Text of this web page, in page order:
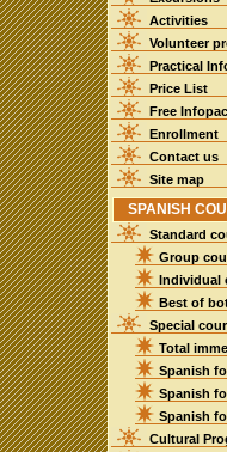
Activities
Volunteer
Practical
Price List
Free
Enrollment
Contact us
Site map
SPANISH
Standard
Group
Individual
Best of
Special
Total
Spanish
Spanish
Spanish
Cultural